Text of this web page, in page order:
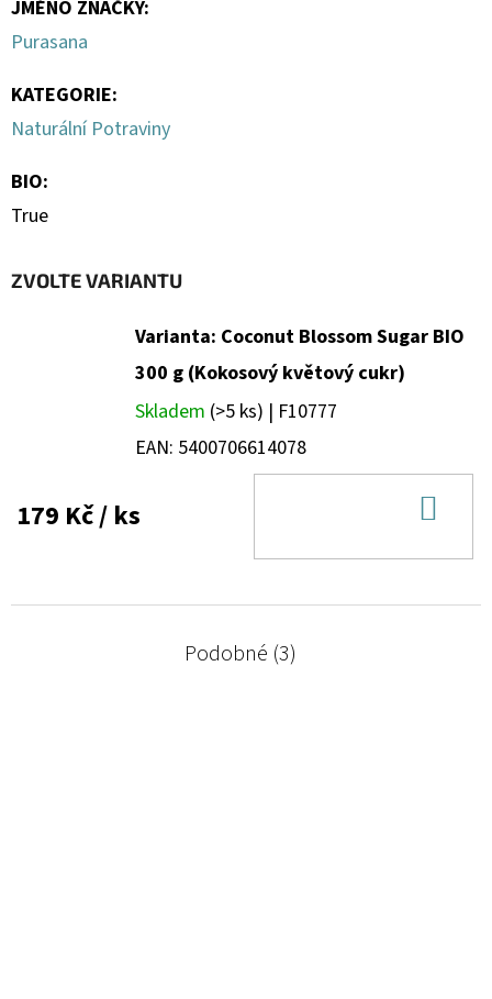
JMÉNO ZNAČKY:
Purasana
KATEGORIE:
Naturální Potraviny
BIO:
True
ZVOLTE VARIANTU
Varianta: Coconut Blossom Sugar BIO
300 g (Kokosový květový cukr)
Skladem (>5 ks) | F10777
EAN: 5400706614078
179 Kč/ ks
Podobné (3)